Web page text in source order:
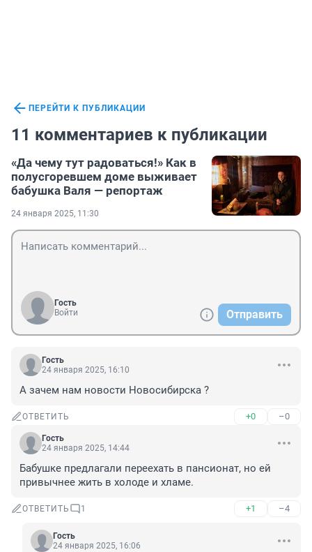
ПЕРЕЙТИ К ПУБЛИКАЦИИ
11 комментариев к публикации
«Да чему тут радоваться!» Как в
полусгоревшем доме выживает
бабушка Валя — репортаж
24 января 2025, 11:30
Гость
Войти
Отправить
Гость
24 января 2025, 16:10
А зачем нам новости Новосибирска ?
ОТВЕТИТЬ +0 –0
Гость
24 января 2025, 14:44
Бабушке предлагали переехать в пансионат, но ей
привычнее жить в холоде и хламе.
ОТВЕТИТЬ 1 +1 –4
Гость
24 января 2025, 16:06